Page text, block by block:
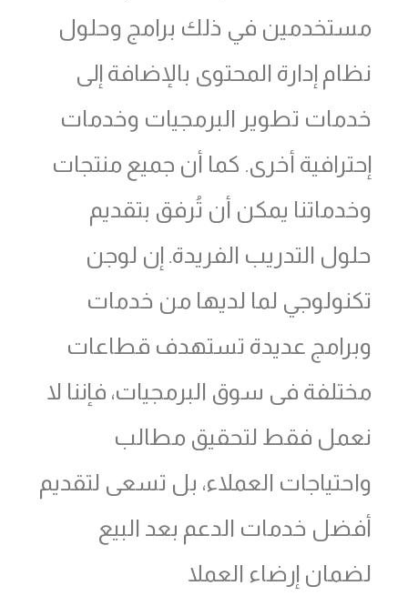
مستخدمين في ذلك برامج وحلول
نظام إدارة المحتوى بالإضافة إلى
خدمات تطوير البرمجيات وخدمات
إحترافية أخرى. كما أن جميع منتجات
وخدماتنا يمكن أن تُرفق بتقديم
حلول التدريب الفريدة. إن لوجن
تكنولوجي لما لديها من خدمات
وبرامج عديدة تستهدف قطاعات
مختلفة فى سوق البرمجيات، فإننا لا
نعمل فقط لتحقيق مطالب
واحتياجات العملاء، بل تسعى لتقديم
أفضل خدمات الدعم بعد البيع
لضمان إرضاء العملا